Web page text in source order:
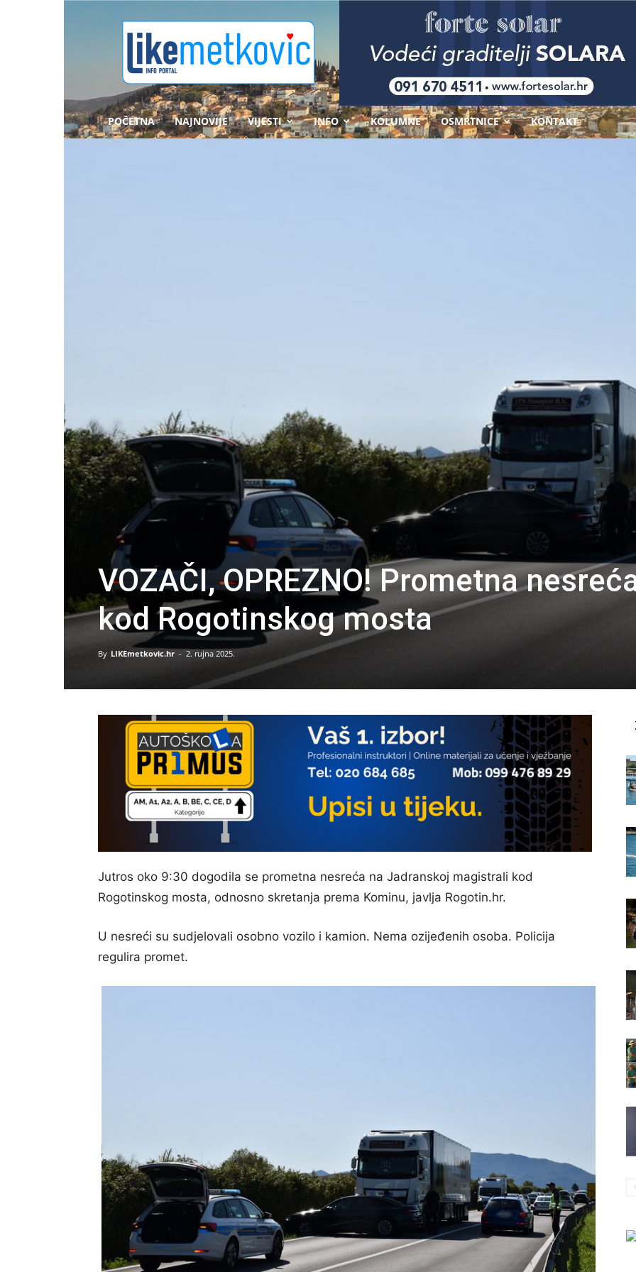
POČETNA NAJNOVIJE VIJESTI INFO KOLUMNE OSMRTNICE KONTAKT
VOZAČI, OPREZNO! Prometna
kod Rogotinskog mosta
By LIKEmetkovic.hr - 2. rujna 2025.
Jutros oko 9:30 dogodila se prometna nesreća na Jadranskoj magistrali kod
Rogotinskog mosta, odnosno skretanja prema Kominu, javlja Rogotin.hr.
U nesreći su sudjelovali osobno vozilo i kamion. Nema ozijeđenih osoba. Policija
regulira promet.